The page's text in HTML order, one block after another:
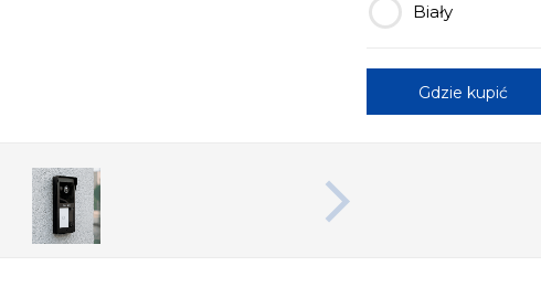
Biały
Gdzie kupić